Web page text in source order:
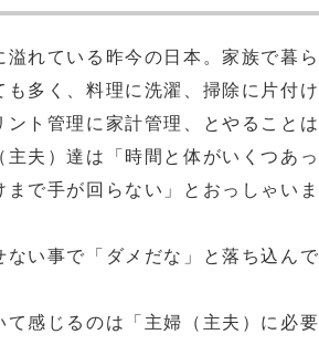
溢れている昨今の日本。家族で暮
も多く、料理に洗濯、掃除に片付
ント管理に家計管理、とやることは
主夫）達は「時間と体がいくつあ
まで手が回らない」とおっしゃいま
い事で「ダメだな」と落ち込ん
感じるのは「主婦（主夫）に必